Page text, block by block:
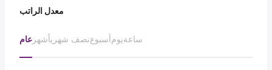
معدل الراتب
عام شهرنصف شهرياًأسبوعيومساعة